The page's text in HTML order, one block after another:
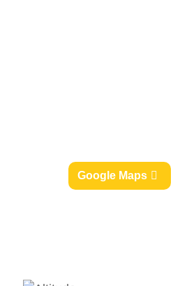
Google Maps